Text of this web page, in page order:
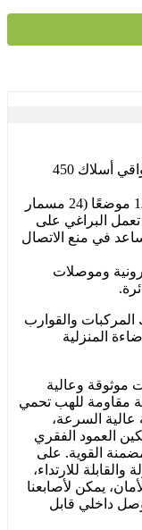
1. كتلة طرفية بصفين، 12 مسمار موضع، واقي أسلاك 450
2. تحتوي كل كتلة طرفية على صفين من 12 موضعًا (24 مسمار
البراغي على
في منع الاتصال
وموصلات
والقوارب
المنزلية
موثوقة وعالية
مقاومة للهب تحمي
عالية السرعة،
العمود الفقري
القوية. على
للارتداء،
يمكن لأصابعنا
داخلي قابل